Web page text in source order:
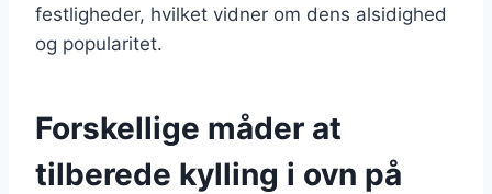
festligheder, hvilket vidner om dens alsidighed
og popularitet.
Forskellige måder at
tilberede kylling i ovn på